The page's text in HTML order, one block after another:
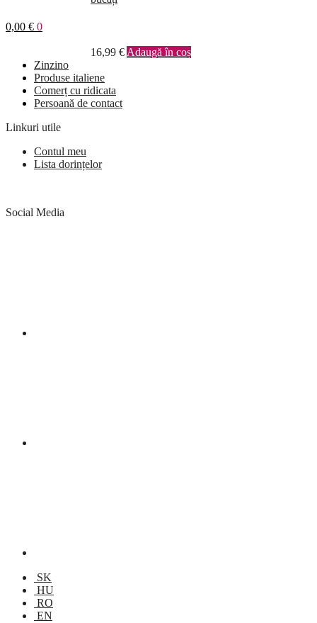
0,00 € 0
16,99 € Adaugă în coș
Zinzino
Produse italiene
Comerț cu ridicata
Persoană de contact
Linkuri utile
Contul meu
Lista dorințelor
Social Media
SK
HU
RO
EN